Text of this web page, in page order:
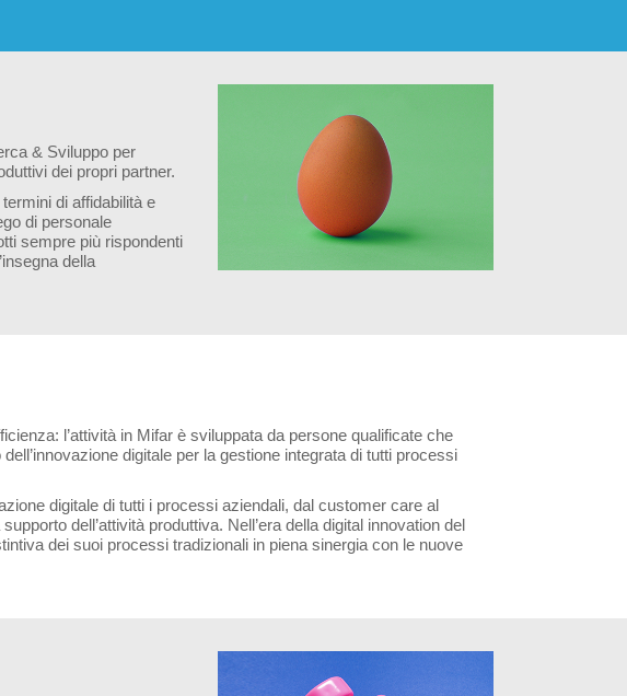
& Sviluppo per
dei propri partner.
di affidabilità e
di personale
sempre più rispondenti
della
l’attività in Mifar è sviluppata da persone qualificate che
digitale per la gestione integrata di tutti processi
digitale di tutti i processi aziendali, dal customer care al
dell’attività produttiva. Nell’era della digital innovation del
dei suoi processi tradizionali in piena sinergia con le nuove